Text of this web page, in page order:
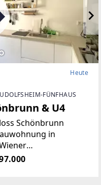
Heute
FÜNFHAUS
& U4
Schönbrunn
in
Die Wohnung
saniert und